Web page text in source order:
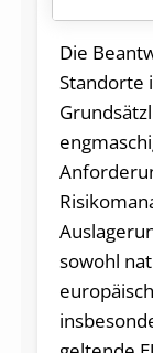
Die
Standorte
sowohl